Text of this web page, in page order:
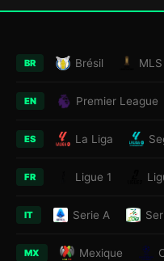
BR Brésil MLS
EN Premier League
ES La Liga
FR Ligue 1
IT Serie A
MX Mexique